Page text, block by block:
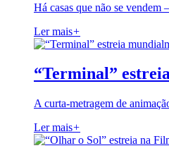
Há casas que não se
Ler mais+
“Terminal”
A curta-metragem de
Ler mais+